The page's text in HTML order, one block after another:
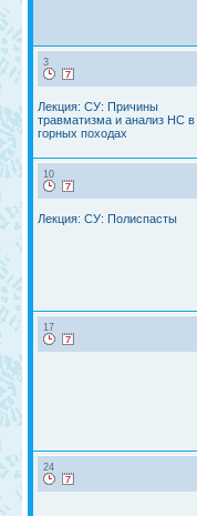
3
Лекция: СУ: Причины
травматизма и анализ НС в
горных походах
10
Лекция: СУ: Полиспасты
17
24